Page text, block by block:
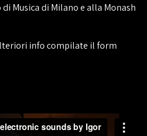
Musica di Milano e alla Monash
info compilate il form